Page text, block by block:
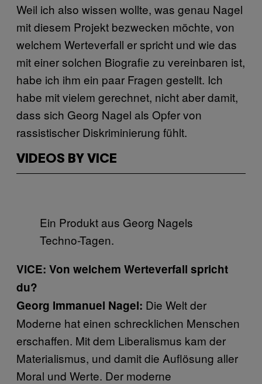
Weil ich also wissen wollte, was genau Nagel
mit diesem Projekt bezwecken möchte, von
welchem Werteverfall er spricht und wie das
mit einer solchen Biografie zu vereinbaren ist,
habe ich ihm ein paar Fragen gestellt. Ich
habe mit vielem gerechnet, nicht aber damit,
dass sich Georg Nagel als Opfer von
rassistischer Diskriminierung fühlt.
VIDEOS BY VICE
Ein Produkt aus Georg Nagels
Techno-Tagen.
VICE: Von welchem Werteverfall spricht
du?
Georg Immanuel Nagel: Die Welt der
Moderne hat einen schrecklichen Menschen
erschaffen. Mit dem Liberalismus kam der
Materialismus, und damit die Auflösung aller
Moral und Werte. Der moderne